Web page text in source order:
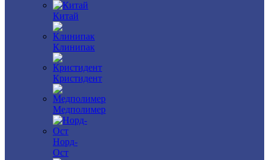
Китай
Клинипак
Кристидент
Медполимер
Норд-
Ост